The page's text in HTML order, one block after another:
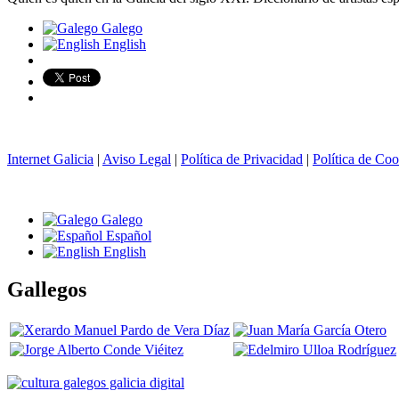
Galego
English
Internet Galicia | Aviso Legal | Política de Privacidad | Política de
Galego
Español
English
Gallegos